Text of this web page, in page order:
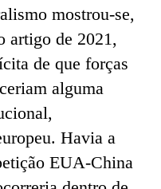
mostrou-se,
artigo de 2021,
de que forças
alguma
Havia a
EUA-China